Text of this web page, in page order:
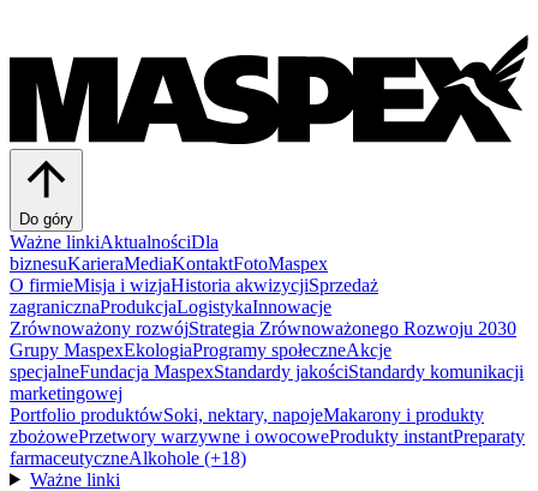
Do góry
Ważne linkiAktualnościDla
biznesuKarieraMediaKontaktFotoMaspex
O firmieMisja i wizjaHistoria akwizycjiSprzedaż
zagranicznaProdukcjaLogistykaInnowacje
Zrównoważony rozwójStrategia Zrównoważonego Rozwoju 2030
Grupy MaspexEkologiaProgramy społeczneAkcje
specjalneFundacja MaspexStandardy jakościStandardy komunikacji
marketingowej
Portfolio produktówSoki, nektary, napojeMakarony i produkty
zbożowePrzetwory warzywne i owocoweProdukty instantPreparaty
farmaceutyczneAlkohole (+18)
Ważne linki